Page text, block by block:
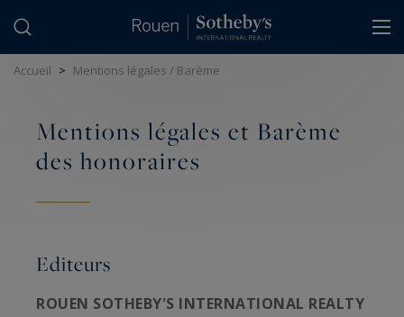
Accueil > Mentions légales / Barème
Mentions légales et Barème
des honoraires
Editeurs
ROUEN SOTHEBY'S INTERNATIONAL REALTY